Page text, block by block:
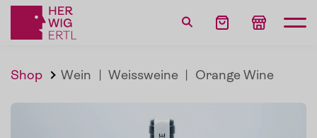
Shop Wein | Weissweine | Orange Wine